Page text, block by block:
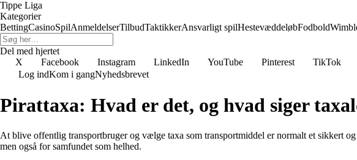
Tippe Liga
Kategorier
BettingCasinoSpilAnmeldelserTilbudTaktikkerAnsvarligt spilHestevæddeløbFodbold
Del med hjertet
X
Facebook Instagram LinkedIn YouTube Pinterest TikTok
Log indKom i gangNyhedsbrevet
Pirattaxa: Hvad er det, og hvad siger
At blive offentlig transportbruger og vælge taxa som transportmiddel er normalt et sikkert
men også for samfundet som helhed.